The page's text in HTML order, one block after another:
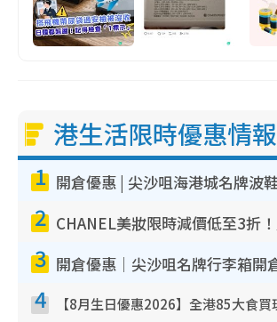
港生活限時優惠情報
1
2
3
4